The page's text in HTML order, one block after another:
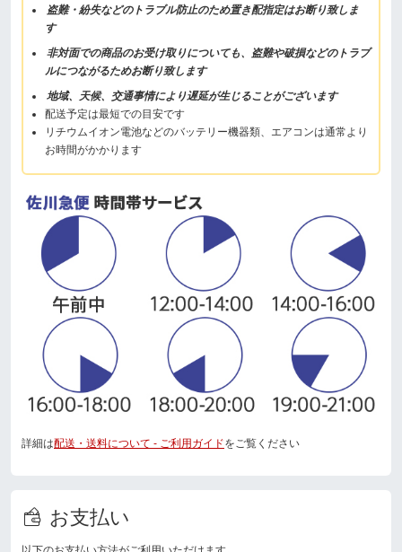
盗難・紛失などのトラブル防止のため置き配指定はお断り致しま
す
非対面での商品のお受け取りについても、盗難や破損などのトラブ
ルにつながるためお断り致します
地域、天候、交通事情により遅延が生じることがございます
配送予定は最短での目安です
リチウムイオン電池などのバッテリー機器類、エアコンは通常より
お時間がかかります
詳細は配送・送料について - ご利用ガイドをご覧ください
お支払い